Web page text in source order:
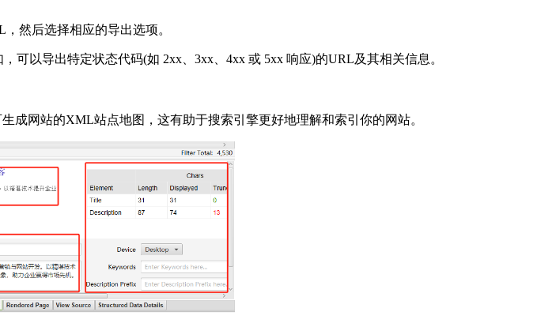
然后选择相应的导出选项。
以导出特定状态代码(如 2xx、3xx、4xx 或 5xx 响应)的URL及其相关信息。
成网站的XML站点地图，这有助于搜索引擎更好地理解和索引你的网站。